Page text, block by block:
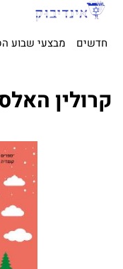
חדשים מבצעי שבוע
קרולין